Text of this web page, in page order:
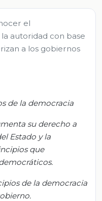
el
autoridad con base
a los gobiernos
de la democracia
su derecho a
Estado y la
que
de la democracia